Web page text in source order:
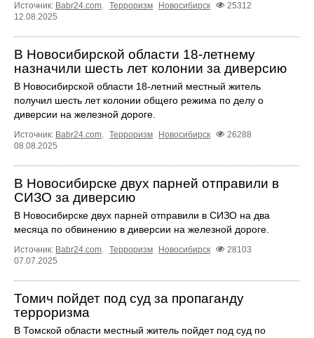
Источник: Babr24.com. Терроризм Новосибирск
25312
12.08.2025
В Новосибирской области 18-летнему
назначили шесть лет колонии за диверсию
В Новосибирской области 18-летний местный житель
получил шесть лет колонии общего режима по делу о
диверсии на железной дороге.
Источник: Babr24.com. Терроризм Новосибирск
26288
08.08.2025
В Новосибирске двух парней отправили в
СИЗО за диверсию
В Новосибирске двух парней отправили в СИЗО на два
месяца по обвинению в диверсии на железной дороге.
Источник: Babr24.com. Терроризм Новосибирск
28103
07.07.2025
Томич пойдет под суд за пропаганду
терроризма
В Томской области местный житель пойдет под суд по